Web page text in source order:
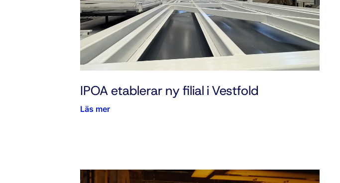
IPOA etablerar ny filial i Vestfold
Läs mer